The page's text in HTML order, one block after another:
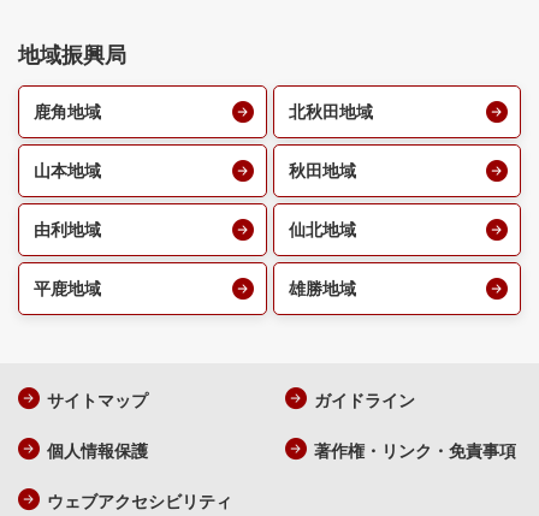
地域振興局
鹿角地域 北秋田地域
山本地域 秋田地域
由利地域 仙北地域
平鹿地域 雄勝地域
サイトマップ ガイドライン
個人情報保護 著作権・リンク・免責事項
ウェブアクセシビリティ